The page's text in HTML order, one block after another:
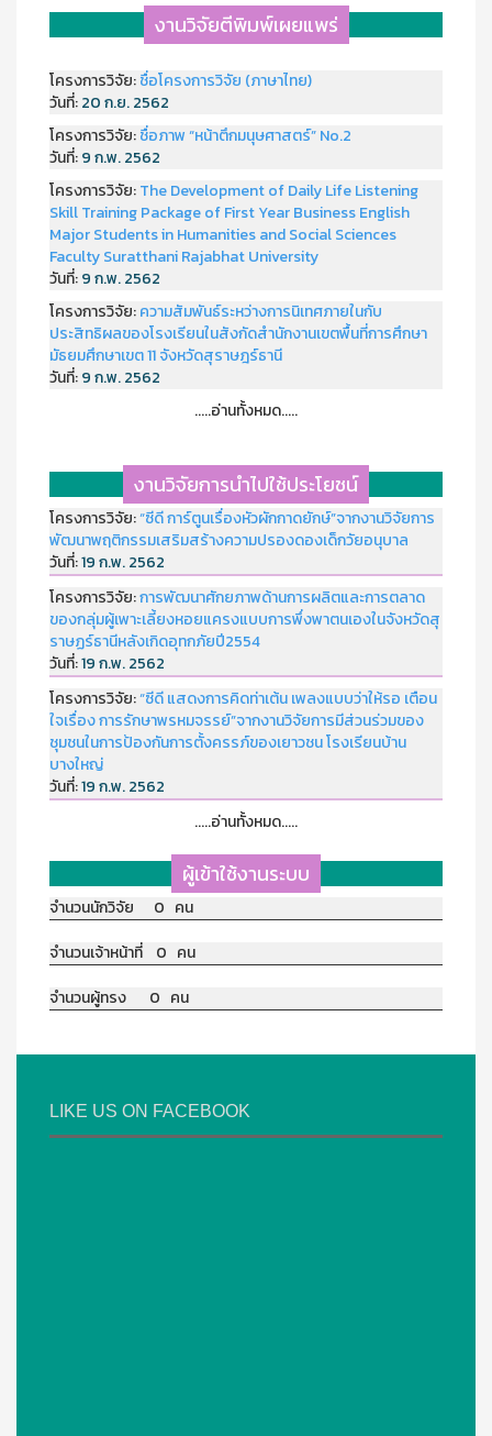
งานวิจัยตีพิมพ์เผยแพร่
โครงการวิจัย:ชื่อโครงการวิจัย (ภาษาไทย)
วันที่:20 ก.ย. 2562
โครงการวิจัย:ชื่อภาพ “หน้าตึกมนุษศาสตร์” No.2
วันที่:9 ก.พ. 2562
โครงการวิจัย:The Development of Daily Life Listening
Skill Training Package of First Year Business English
Major Students in Humanities and Social Sciences
Faculty Suratthani Rajabhat University
วันที่:9 ก.พ. 2562
โครงการวิจัย:ความสัมพันธ์ระหว่างการนิเทศภายในกับ
ประสิทธิผลของโรงเรียนในสังกัดสำนักงานเขตพื้นที่การศึกษา
มัธยมศึกษาเขต 11 จังหวัดสุราษฎร์ธานี
วันที่:9 ก.พ. 2562
.....อ่านทั้งหมด.....
งานวิจัยการนำไปใช้ประโยชน์
โครงการวิจัย:“ซีดี การ์ตูนเรื่องหัวผักกาดยักษ์”จากงานวิจัยการ
พัฒนาพฤติกรรมเสริมสร้างความปรองดองเด็กวัยอนุบาล
วันที่:19 ก.พ. 2562
โครงการวิจัย:การพัฒนาศักยภาพด้านการผลิตและการตลาด
ของกลุ่มผู้เพาะเลี้ยงหอยแครงแบบการพึ่งพาตนเองในจังหวัดสุ
ราษฏร์ธานีหลังเกิดอุทกภัยปี2554
วันที่:19 ก.พ. 2562
โครงการวิจัย:“ซีดี แสดงการคิดท่าเต้น เพลงแบบว่าให้รอ เตือน
ใจเรื่อง การรักษาพรหมจรรย์”จากงานวิจัยการมีส่วนร่วมของ
ชุมชนในการป้องกันการตั้งครรภ์ของเยาวชน โรงเรียนบ้าน
บางใหญ่
วันที่:19 ก.พ. 2562
.....อ่านทั้งหมด.....
ผู้เข้าใช้งานระบบ
จำนวนนักวิจัย 0 คน
จำนวนเจ้าหน้าที่ 0 คน
จำนวนผู้ทรง 0 คน
LIKE US ON FACEBOOK